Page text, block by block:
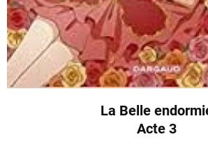
La Belle
Acte 3